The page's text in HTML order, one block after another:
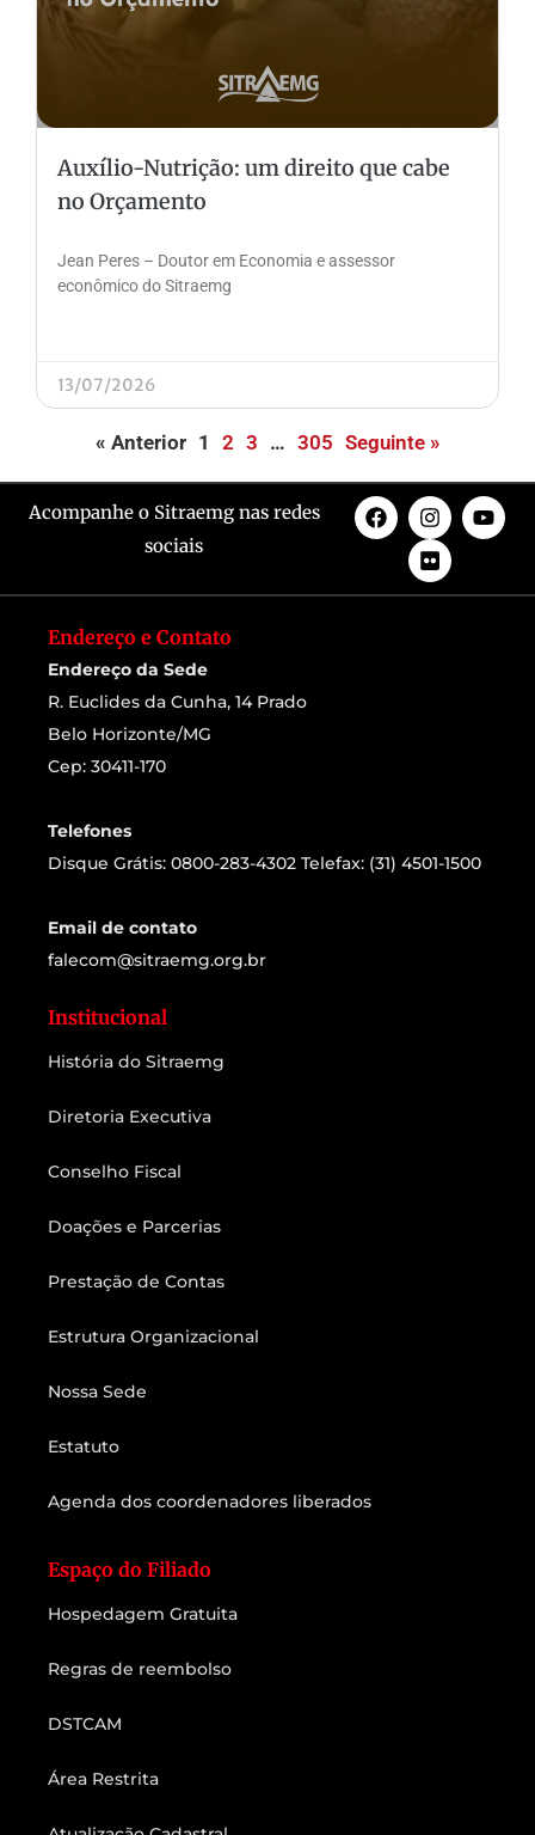
Auxílio-Nutrição: um direito que cabe
no Orçamento
Jean Peres – Doutor em Economia e assessor
econômico do Sitraemg
13/07/2026
« Anterior 1 2 3 … 305 Seguinte »
Acompanhe o Sitraemg nas redes
sociais
Endereço e Contato
Endereço da Sede
R. Euclides da Cunha, 14 Prado
Belo Horizonte/MG
Cep: 30411-170
Telefones
Disque Grátis: 0800-283-4302 Telefax: (31) 4501-1500
Email de contato
falecom@sitraemg.org.br
Institucional
História do Sitraemg
Diretoria Executiva
Conselho Fiscal
Doações e Parcerias
Prestação de Contas
Estrutura Organizacional
Nossa Sede
Estatuto
Agenda dos coordenadores liberados
Espaço do Filiado
Hospedagem Gratuita
Regras de reembolso
DSTCAM
Área Restrita